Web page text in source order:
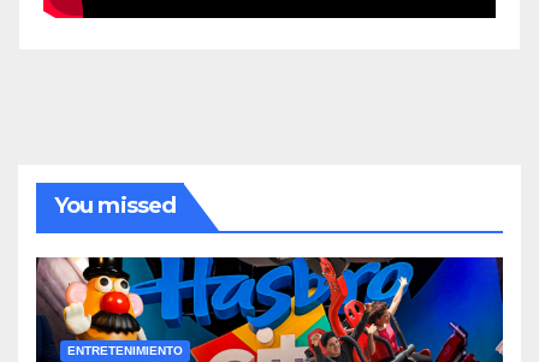
You missed
ENTRETENIMIENTO